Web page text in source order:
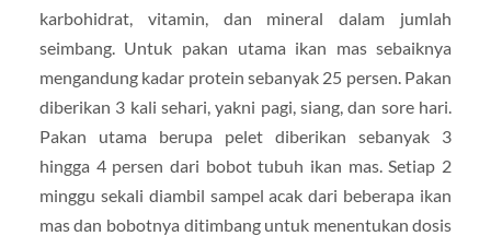
karbohidrat, vitamin, dan mineral dalam jumlah
seimbang. Untuk pakan utama ikan mas sebaiknya
mengandung kadar protein sebanyak 25 persen. Pakan
diberikan 3 kali sehari, yakni pagi, siang, dan sore hari.
Pakan utama berupa pelet diberikan sebanyak 3
hingga 4 persen dari bobot tubuh ikan mas. Setiap 2
minggu sekali diambil sampel acak dari beberapa ikan
mas dan bobotnya ditimbang untuk menentukan dosis